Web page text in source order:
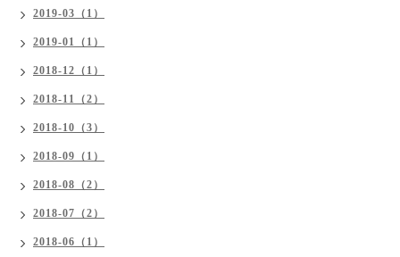
2019-03（1）
2019-01（1）
2018-12（1）
2018-11（2）
2018-10（3）
2018-09（1）
2018-08（2）
2018-07（2）
2018-06（1）